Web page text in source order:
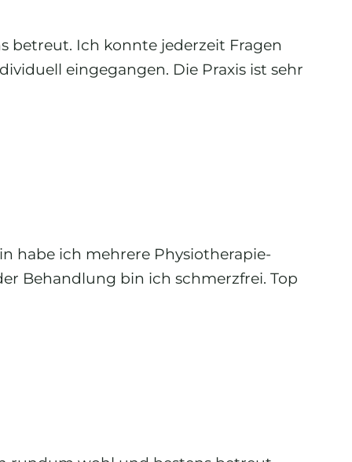
betreut. Ich konnte jederzeit Fragen
eingegangen. Die Praxis ist sehr
habe ich mehrere Physiotherapie-
Behandlung bin ich schmerzfrei. Top